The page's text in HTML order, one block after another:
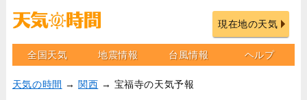
現在地の天気
全国天気 地震情報 台風情報 ヘルプ
天気の時間 → 関西 → 宝福寺の天気予報